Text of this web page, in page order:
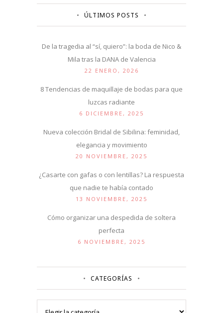
ÚLTIMOS POSTS
De la tragedia al “sí, quiero”: la boda de Nico &
Mila tras la DANA de Valencia
22 ENERO, 2026
8 Tendencias de maquillaje de bodas para que
luzcas radiante
6 DICIEMBRE, 2025
Nueva colección Bridal de Sibilina: feminidad,
elegancia y movimiento
20 NOVIEMBRE, 2025
¿Casarte con gafas o con lentillas? La respuesta
que nadie te había contado
13 NOVIEMBRE, 2025
Cómo organizar una despedida de soltera
perfecta
6 NOVIEMBRE, 2025
CATEGORÍAS